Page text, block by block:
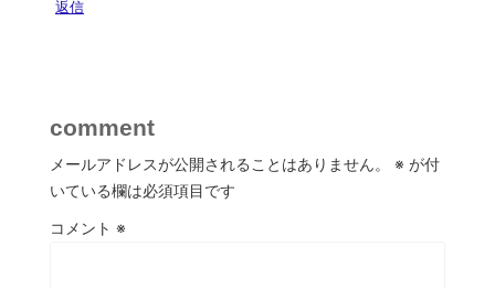
返信
comment
メールアドレスが公開されることはありません。 ※ が付
いている欄は必須項目です
コメント ※